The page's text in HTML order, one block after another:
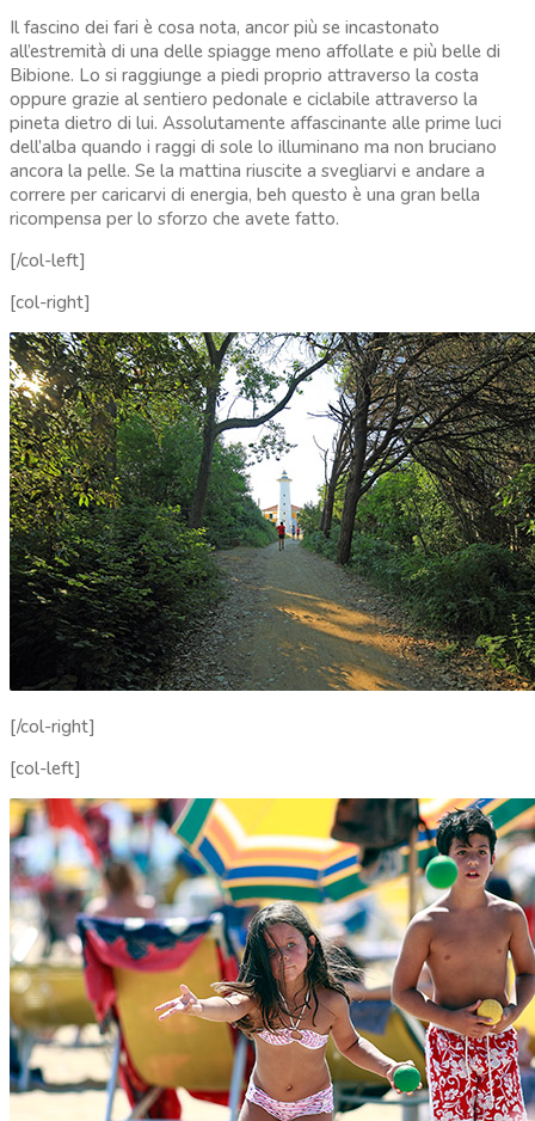
Il fascino dei fari è cosa nota, ancor più se incastonato
all’estremità di una delle spiagge meno affollate e più belle di
Bibione. Lo si raggiunge a piedi proprio attraverso la costa
oppure grazie al sentiero pedonale e ciclabile attraverso la
pineta dietro di lui. Assolutamente affascinante alle prime luci
dell’alba quando i raggi di sole lo illuminano ma non bruciano
ancora la pelle. Se la mattina riuscite a svegliarvi e andare a
correre per caricarvi di energia, beh questo è una gran bella
ricompensa per lo sforzo che avete fatto.
[/col-left]
[col-right]
[/col-right]
[col-left]